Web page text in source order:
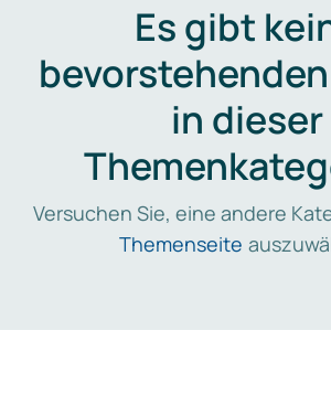
Es gibt
in dieser
Versuchen Sie, eine andere
Themenseite